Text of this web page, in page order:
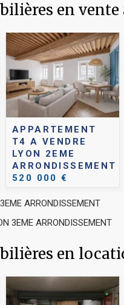
en vente
APPARTEMENT
T4 A VENDRE
LYON 2EME
ARRONDISSEMENT
520 000 €
ARRONDISSEMENT
3EME ARRONDISSEMENT
en